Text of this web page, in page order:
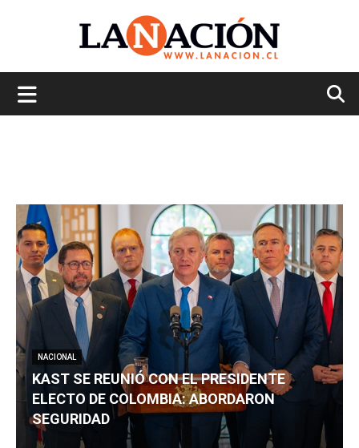
NACIONAL
KAST SE REUNIÓ CON EL PRESIDENTE
ELECTO DE COLOMBIA: ABORDARON
SEGURIDAD